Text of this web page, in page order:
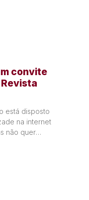
convite
está disposto
na internet
não quer